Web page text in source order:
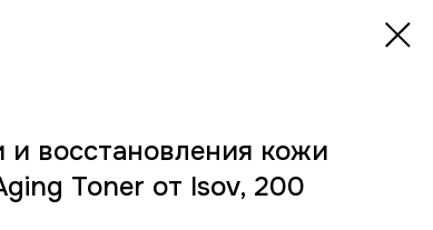
и восстановления кожи
Toner от Isov, 200